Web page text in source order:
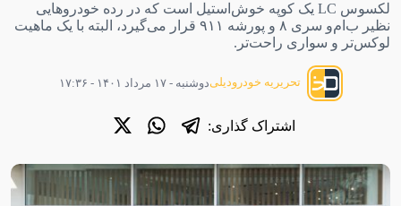
لکسوس LC یک کوپه خوش‌استیل است که در رده خودروهایی
نظیر ب‌ام‌و سری ۸ و پورشه ۹۱۱ قرار می‌گیرد، البته با یک ماهیت
لوکس‌تر و سواری راحت‌تر.
تحریریه خودرودیلیدوشنبه - ۱۷ مرداد ۱۴۰۱ - ۱۷:۳۶
اشتراک گذاری: